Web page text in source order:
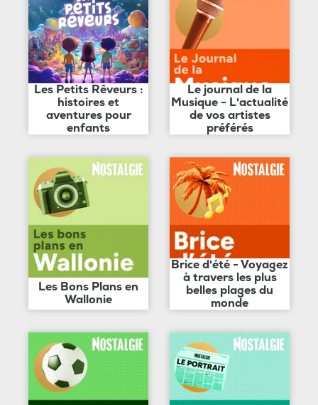
Les Petits Rêveurs :
histoires et
aventures pour
enfants
Le journal de la
Musique - L'actualité
de vos artistes
préférés
Les Bons Plans en
Wallonie
Brice d'été - Voyagez
à travers les plus
belles plages du
monde